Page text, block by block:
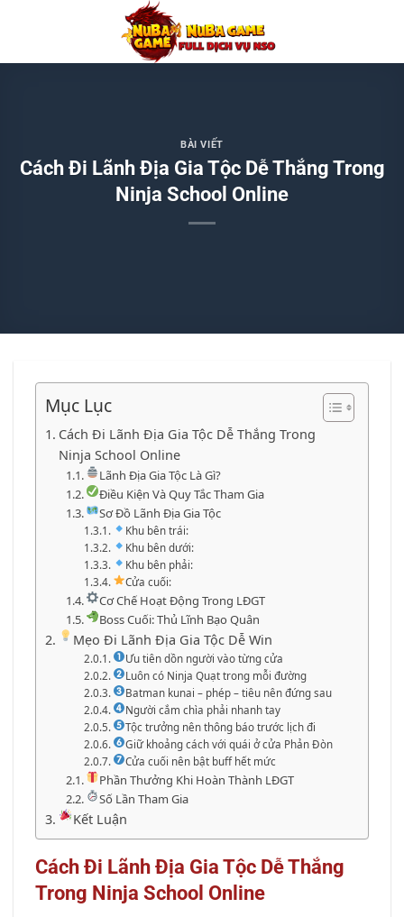
nội
BÀI VIẾT
Cách Đi Lãnh Địa Gia Tộc Dễ Thắng Trong
Ninja School Online
Mục Lục
Cách Đi Lãnh Địa Gia Tộc Dễ Thắng Trong
Ninja School Online
Lãnh Địa Gia Tộc Là Gì?
Điều Kiện Và Quy Tắc Tham Gia
Sơ Đồ Lãnh Địa Gia Tộc
Khu bên trái:
Khu bên dưới:
Khu bên phải:
Cửa cuối:
Cơ Chế Hoạt Động Trong LĐGT
Boss Cuối: Thủ Lĩnh Bạo Quân
Mẹo Đi Lãnh Địa Gia Tộc Dễ Win
Ưu tiên dồn người vào từng cửa
Luôn có Ninja Quạt trong mỗi đường
Batman kunai – phép – tiêu nên đứng sau
Người cắm chìa phải nhanh tay
Tộc trưởng nên thông báo trước lịch đi
Giữ khoảng cách với quái ở cửa Phản Đòn
Cửa cuối nên bật buff hết mức
Phần Thưởng Khi Hoàn Thành LĐGT
Số Lần Tham Gia
Kết Luận
Cách Đi Lãnh Địa Gia Tộc Dễ Thắng
Trong Ninja School Online